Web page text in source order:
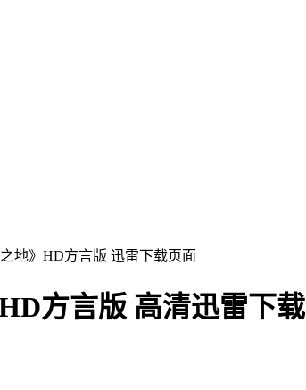
地》HD方言版 迅雷下载页面
方言版 高清迅雷下载